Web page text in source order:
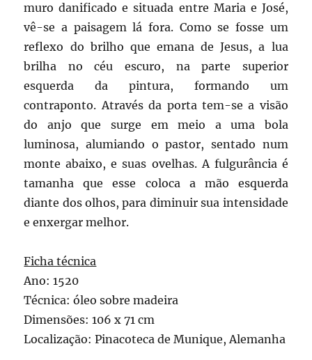
muro danificado e situada entre Maria e José,
vê-se a paisagem lá fora. Como se fosse um
reflexo do brilho que emana de Jesus, a lua
brilha no céu escuro, na parte superior
esquerda da pintura, formando um
contraponto. Através da porta tem-se a visão
do anjo que surge em meio a uma bola
luminosa, alumiando o pastor, sentado num
monte abaixo, e suas ovelhas. A fulgurância é
tamanha que esse coloca a mão esquerda
diante dos olhos, para diminuir sua intensidade
e enxergar melhor.
Ficha técnica
Ano: 1520
Técnica: óleo sobre madeira
Dimensões: 106 x 71 cm
Localização: Pinacoteca de Munique, Alemanha